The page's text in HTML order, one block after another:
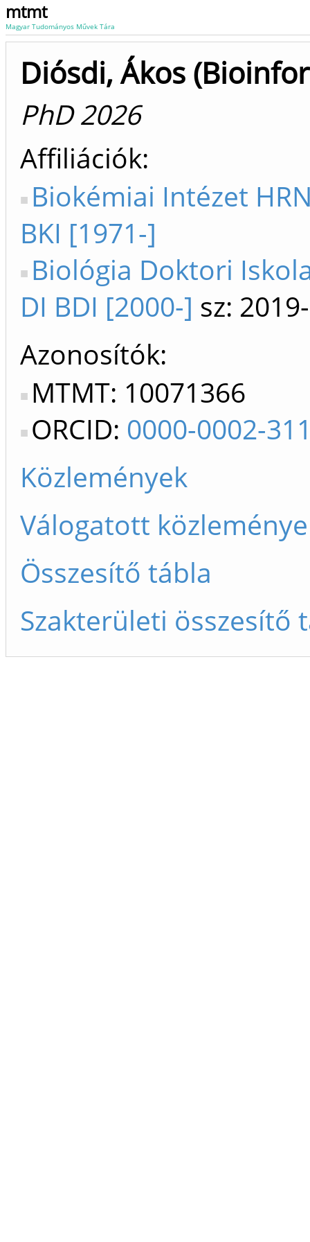
mtmt
Magyar Tudományos Művek Tára
Diósdi, Ákos
PhD 2026
Affiliációk
Biokémiai Intézet
BKI [1971-]
Biológia Doktori
DI BDI [2000-] sz:
Azonosítók
MTMT: 10071366
ORCID: 0000-0002-
Közlemények
Válogatott
Összesítő tábla
Szakterületi összesítő